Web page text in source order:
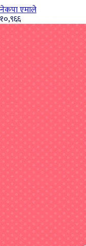
नेकपा एमाले
१०,९६६